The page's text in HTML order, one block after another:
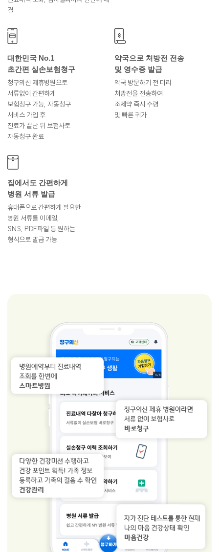
결
대한민국 No.1
초간편 실손보험청구
청구의신 제휴병원으로
서류없이 간편하게
보험청구 가능, 자동청구
서비스 가입 후
진료가 끝난 뒤 보험사로
자동청구 완료
약국으로 처방전 전송
및 영수증 발급
약국 방문하기 전 미리
처방전을 전송하여
조제약 즉시 수령
및 빠른 귀가
집에서도 간편하게
병원 서류 발급
휴대폰으로 간편하게 필요한
병원 서류를 이메일,
SNS, PDF파일 등 원하는
형식으로 발급 가능